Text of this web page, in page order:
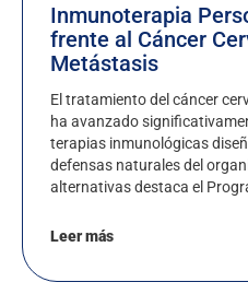
Inmunoterapia
frente al Cáncer
Metástasis
El tratamiento del cáncer
ha avanzado
terapias inmunológicas
defensas naturales del
alternativas destaca el
Leer más